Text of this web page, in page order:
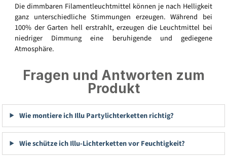
Die dimmbaren Filamentleuchtmittel können je nach Helligkeit
ganz unterschiedliche Stimmungen erzeugen. Während bei
100% der Garten hell erstrahlt, erzeugen die Leuchtmittel bei
niedriger Dimmung eine beruhigende und gediegene
Atmosphäre.
Fragen und Antworten zum
Produkt
Wie montiere ich Illu Partylichterketten richtig?
Wie schütze ich Illu-Lichterketten vor Feuchtigkeit?